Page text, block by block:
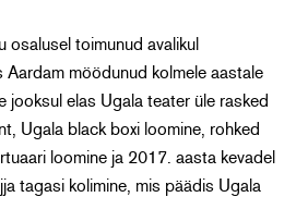
osalusel toimunud avalikul
Aardam möödunud kolmele aastale
jooksul elas Ugala teater üle rasked
Ugala black boxi loomine, rohked
loomine ja 2017. aasta kevadel
tagasi kolimine, mis päädis Ugala